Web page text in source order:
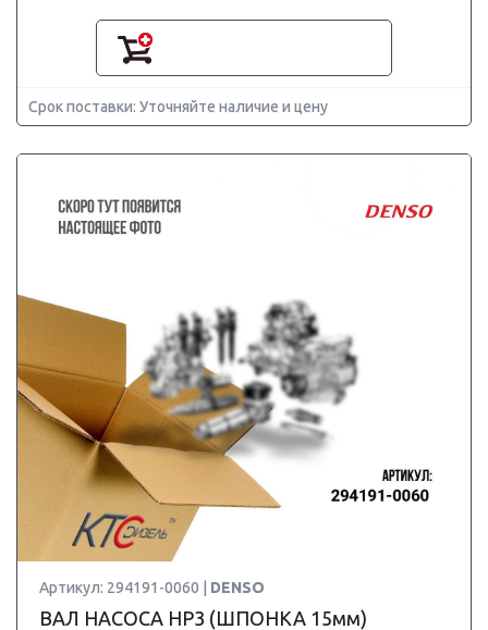
Срок поставки: Уточняйте наличие и цену
Артикул: 294191-0060 | DENSO
ВАЛ НАСОСА HP3 (ШПОНКА 15мм)